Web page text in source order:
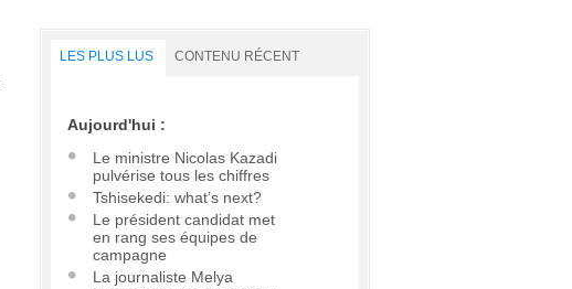
LES PLUS LUS CONTENU RÉCENT
Aujourd'hui :
Le ministre Nicolas Kazadi
pulvérise tous les chiffres
Tshisekedi: what’s next?
Le président candidat met
en rang ses équipes de
campagne
La journaliste Melya